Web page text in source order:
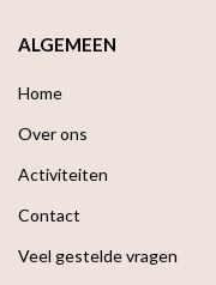
ALGEMEEN
Home
Over ons
Activiteiten
Contact
Veel gestelde vragen